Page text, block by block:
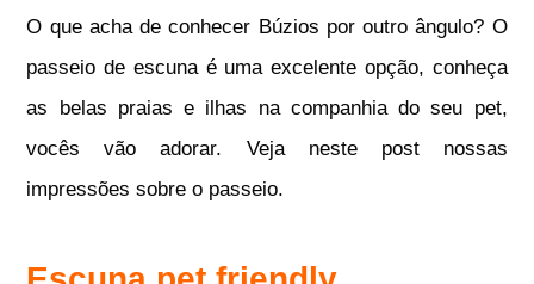
O que acha de conhecer Búzios por outro ângulo? O
passeio de escuna é uma excelente opção, conheça
as belas praias e ilhas na companhia do seu pet,
vocês vão adorar. Veja neste post nossas
impressões sobre o passeio.